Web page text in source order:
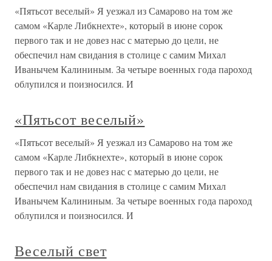
«Пятьсот веселый» Я уезжал из Самарово на том же
самом «Карле Либкнехте», который в июне сорок
первого так и не довез нас с матерью до цели, не
обеспечил нам свидания в столице с самим Михал
Иванычем Калининым. За четыре военных года пароход
облупился и поизносился. И
«Пятьсот веселый»
«Пятьсот веселый» Я уезжал из Самарово на том же
самом «Карле Либкнехте», который в июне сорок
первого так и не довез нас с матерью до цели, не
обеспечил нам свидания в столице с самим Михал
Иванычем Калининым. За четыре военных года пароход
облупился и поизносился. И
Веселый свет